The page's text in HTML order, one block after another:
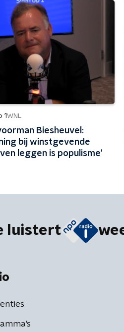
1WNL
Biesheuvel:
bij winstgevende
leggen is populisme'
luistert